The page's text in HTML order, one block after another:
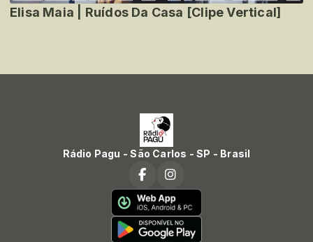
Elisa Maia | Ruídos Da Casa [Clipe Vertical]
Rádio Pagu - São Carlos - SP - Brasil